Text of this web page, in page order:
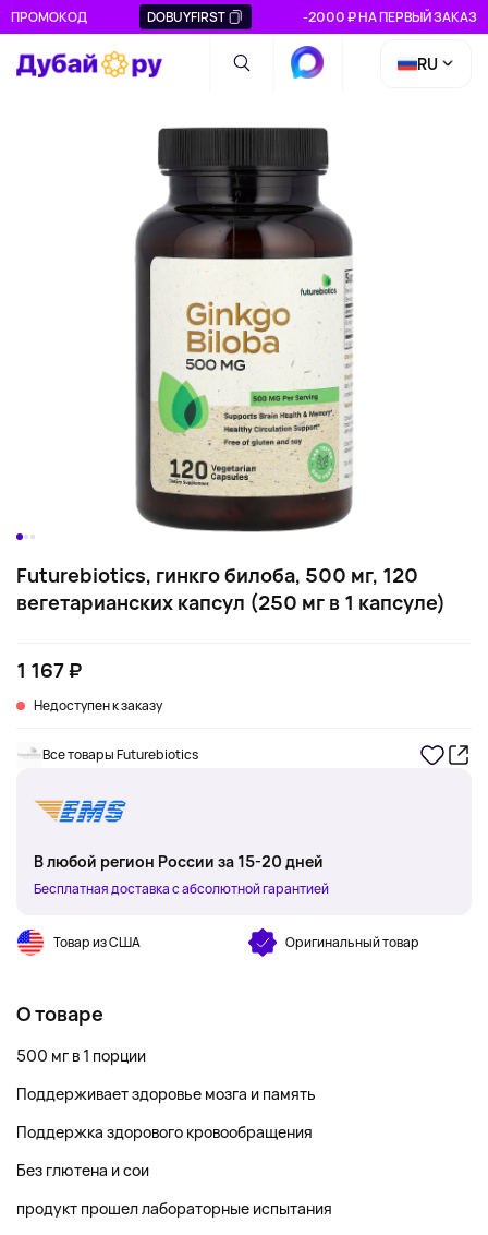
ПРОМОКОД DOBUYFIRST -2000 ₽ НА ПЕРВЫЙ ЗАКАЗ
RU
Futurebiotics, гинкго билоба, 500 мг, 120
вегетарианских капсул (250 мг в 1 капсуле)
1 167 ₽
Недоступен к заказу
Все товары Futurebiotics
В любой регион России за 15-20 дней
Бесплатная доставка с абсолютной гарантией
Товар из США Оригинальный товар
О товаре
500 мг в 1 порции
Поддерживает здоровье мозга и память
Поддержка здорового кровообращения
Без глютена и сои
продукт прошел лабораторные испытания